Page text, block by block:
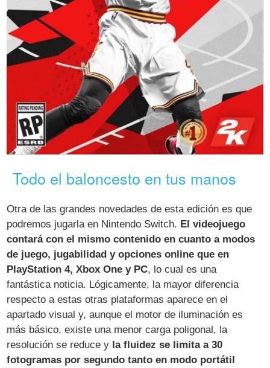
Todo el baloncesto en tus manos
Otra de las grandes novedades de esta edición es que
podremos jugarla en Nintendo Switch. El videojuego
contará con el mismo contenido en cuanto a modos
de juego, jugabilidad y opciones online que en
PlayStation 4, Xbox One y PC, lo cual es una
fantástica noticia. Lógicamente, la mayor diferencia
respecto a estas otras plataformas aparece en el
apartado visual y, aunque el motor de iluminación es
más básico, existe una menor carga poligonal, la
resolución se reduce y la fluidez se limita a 30
fotogramas por segundo tanto en modo portátil